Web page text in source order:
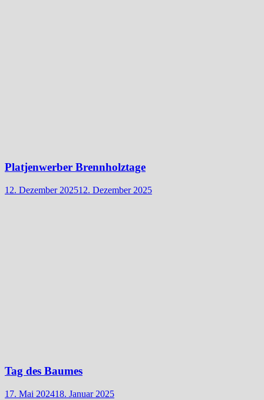
Platjenwerber Brennholztage
12. Dezember 202512. Dezember 2025
Tag des Baumes
17. Mai 202418. Januar 2025